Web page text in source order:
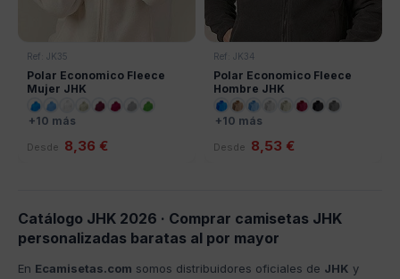
Ref: JK35
Polar Economico Fleece
Mujer JHK
+10 más
Desde 8,36 €
Ref: JK34
Polar Economico Fleece
Hombre JHK
+10 más
Desde 8,53 €
Catálogo JHK 2026 · Comprar camisetas JHK
personalizadas baratas al por mayor
En Ecamisetas.com somos distribuidores oficiales de JHK y